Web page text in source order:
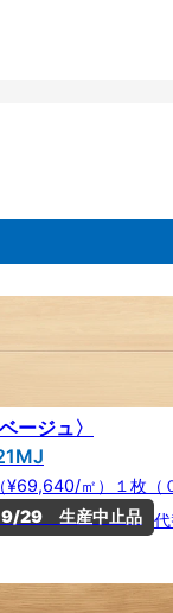
ージュ〉
㎡）１枚（
29　生産中止品